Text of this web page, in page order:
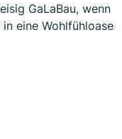
GaLaBau, wenn
eine Wohlfühloase